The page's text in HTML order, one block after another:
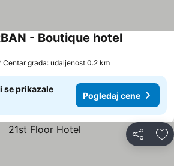
- Boutique hotel
Centar grada: udaljenost 0.2 km
se prikazale
Pogledaj cene
Deli